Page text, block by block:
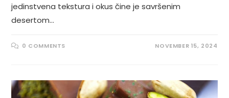
jedinstvena tekstura i okus čine je savršenim
desertom…
0 COMMENTS NOVEMBER 15, 2024